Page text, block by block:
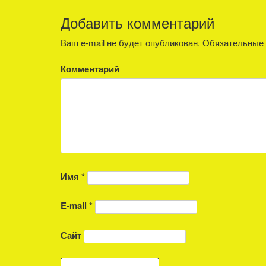
Добавить комментарий
Ваш e-mail не будет опубликован.
Комментарий
Имя *
E-mail *
Сайт